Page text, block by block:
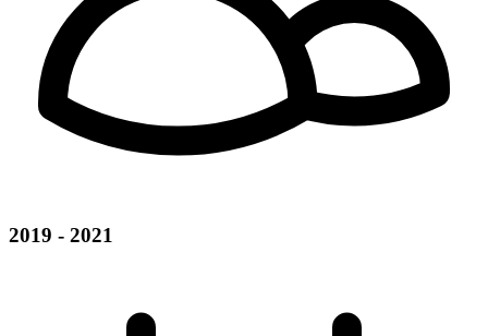
2019 - 2021